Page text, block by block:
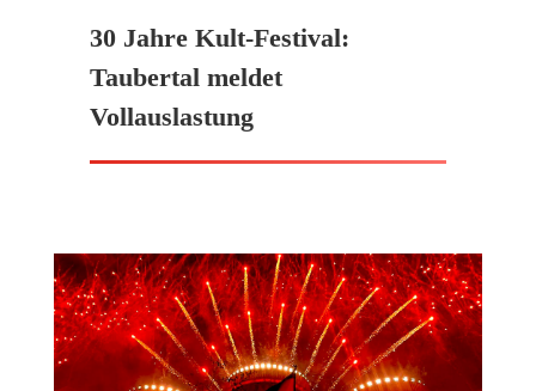
30 Jahre Kult-Festival:
Taubertal meldet
Vollauslastung